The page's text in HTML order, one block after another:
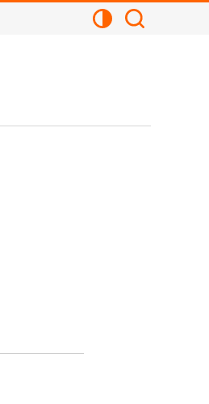
Kontrastansicht